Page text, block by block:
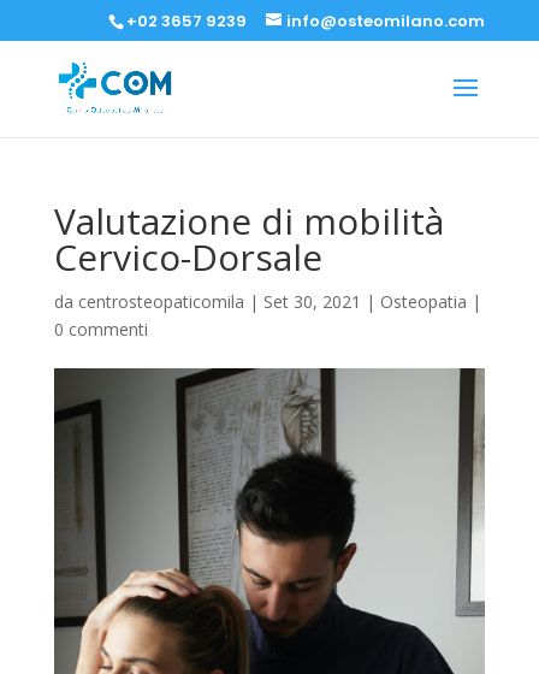
+02 3657 9239 info@osteomilano.com
Valutazione di mobilità
Cervico-Dorsale
da centrosteopaticomila | Set 30, 2021 | Osteopatia |
0 commenti